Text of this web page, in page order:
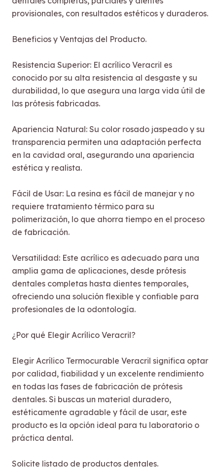
provisionales, con resultados estéticos y duraderos.
Beneficios y Ventajas del Producto.
Resistencia Superior: El acrílico Veracril es
conocido por su alta resistencia al desgaste y su
durabilidad, lo que asegura una larga vida útil de
las prótesis fabricadas.
Apariencia Natural: Su color rosado jaspeado y su
transparencia permiten una adaptación perfecta
en la cavidad oral, asegurando una apariencia
estética y realista.
Fácil de Usar: La resina es fácil de manejar y no
requiere tratamiento térmico para su
polimerización, lo que ahorra tiempo en el proceso
de fabricación.
Versatilidad: Este acrílico es adecuado para una
amplia gama de aplicaciones, desde prótesis
dentales completas hasta dientes temporales,
ofreciendo una solución flexible y confiable para
profesionales de la odontología.
¿Por qué Elegir Acrílico Veracril?
Elegir Acrílico Termocurable Veracril significa optar
por calidad, fiabilidad y un excelente rendimiento
en todas las fases de fabricación de prótesis
dentales. Si buscas un material duradero,
estéticamente agradable y fácil de usar, este
producto es la opción ideal para tu laboratorio o
práctica dental.
Solicite listado de productos dentales.